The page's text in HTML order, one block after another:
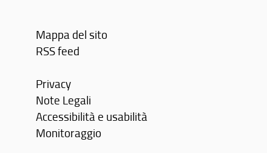
Mappa del sito
RSS feed
Privacy
Note Legali
Accessibilità e usabilità
Monitoraggio